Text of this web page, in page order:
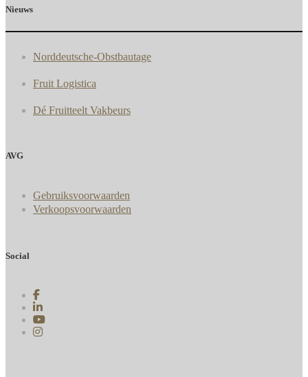
Nieuws
Norddeutsche-Obstbautage
Fruit Logistica
Dé Fruitteelt Vakbeurs
AVG
Gebruiksvoorwaarden
Verkoopsvoorwaarden
Social